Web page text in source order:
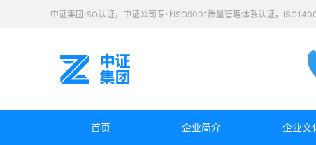
中证集团ISO认证，中证公司专业ISO9001质量管理体系认证，
首页 企业简介 企业文